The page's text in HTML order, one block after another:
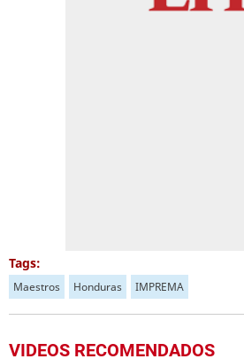
Tags:
Maestros Honduras IMPREMA
VIDEOS RECOMENDADOS